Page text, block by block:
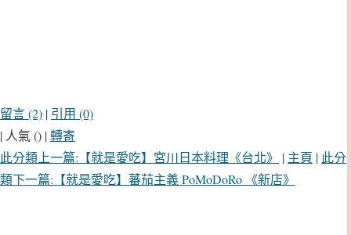
留言 (2) | 引用 (0)
| 人氣 () |轉寄
此分類上一篇:【就是愛吃】宮川日本料理《台北》
| 主頁 | 此分
類下一篇:【就是愛吃】蕃茄主義 PoMoDoRo 《新店》